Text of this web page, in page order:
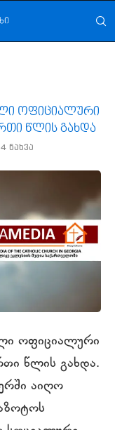
ოფიციალური
წლის გახდა
ნახვა
ოფიციალური
წლის გახდა.
აიღო